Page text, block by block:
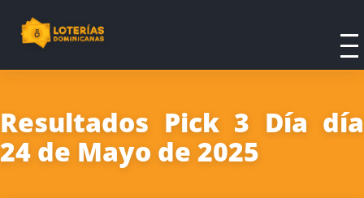
Resultados Pick 3 Día día
24 de Mayo de 2025